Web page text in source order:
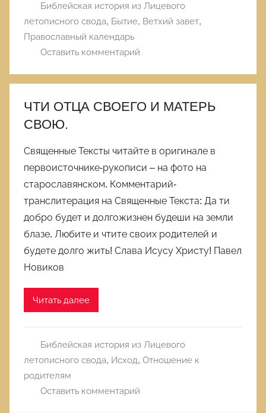
Библейская история из Лицевого
летописного свода, Бытие, Ветхий завет,
Православный календарь
Оставить комментарий
ЧТИ ОТЦА СВОЕГО И МАТЕРЬ
СВОЮ.
Священные Тексты читайте в оригинале в
первоисточнике-рукописи – на фото на
старославянском. Комментарий-
транслитерация на Священные Текста: Да ти
добро будет и долгожизнен будеши на земли
блазе. Любите и чтите своих родителей и
будете долго жить! Слава Исусу Христу! Павел
Новиков
Читать далее
Библейская история из Лицевого
летописного свода, Исход, Отношение к
родителям
Оставить комментарий